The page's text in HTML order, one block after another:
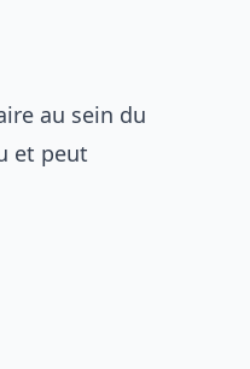
au sein du
et peut